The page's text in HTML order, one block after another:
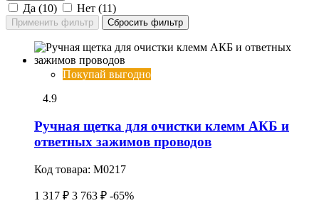
Да (10) Нет (11)
Покупай выгодно
4.9
Ручная щетка для очистки клемм АКБ и
ответных зажимов проводов
Код товара: M0217
1 317 ₽ 3 763 ₽ -65%